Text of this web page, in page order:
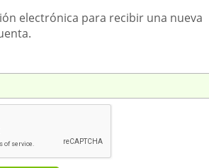
electrónica para recibir una nueva